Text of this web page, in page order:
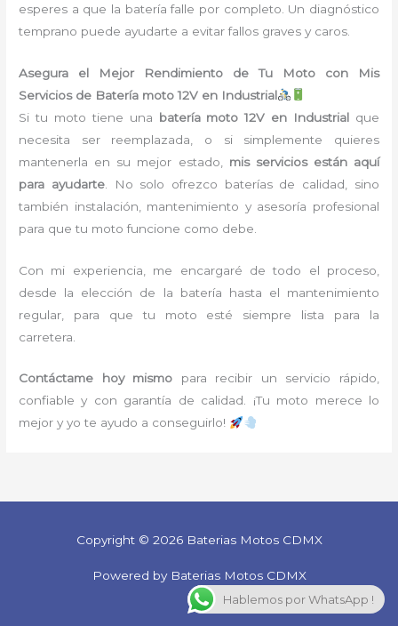
esperes a que la batería falle por completo. Un diagnóstico
temprano puede ayudarte a evitar fallos graves y caros.
Asegura el Mejor Rendimiento de Tu Moto con Mis
Servicios de Batería moto 12V en Industrial
Si tu moto tiene una batería moto 12V en Industrial que
necesita ser reemplazada, o si simplemente quieres
mantenerla en su mejor estado, mis servicios están aquí
para ayudarte. No solo ofrezco baterías de calidad, sino
también instalación, mantenimiento y asesoría profesional
para que tu moto funcione como debe.
Con mi experiencia, me encargaré de todo el proceso,
desde la elección de la batería hasta el mantenimiento
regular, para que tu moto esté siempre lista para la
carretera.
Contáctame hoy mismo para recibir un servicio rápido,
confiable y con garantía de calidad. ¡Tu moto merece lo
mejor y yo te ayudo a conseguirlo!
Copyright © 2026 Baterias Motos CDMX
Powered by Baterias Motos CDMX
Hablemos por WhatsApp !